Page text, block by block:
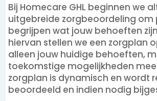
Bij Homecare GHL beginnen we
uitgebreide zorgbeoordeling om
begrijpen wat jouw behoeften
hiervan stellen we een zorgplan
alleen jouw huidige behoeften,
toekomstige mogelijkheden
zorgplan is dynamisch en wordt
beoordeeld en indien nodig